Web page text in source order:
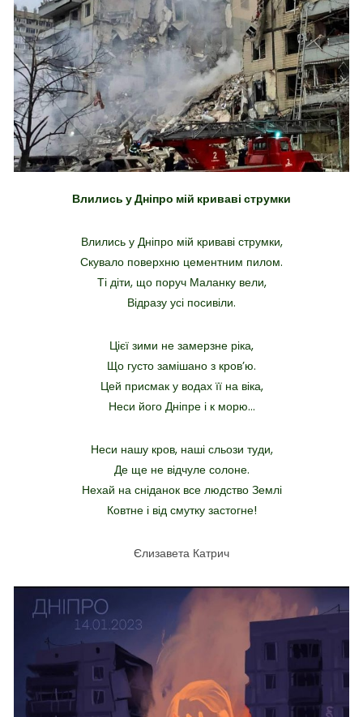
Влились у Дніпро мій криваві струмки
Влились у Дніпро мій криваві струмки,
Скувало поверхню цементним пилом.
Ті діти, що поруч Маланку вели,
Відразу усі посивіли.
Цієї зими не замерзне ріка,
Що густо замішано з кров’ю.
Цей присмак у водах її на віка,
Неси його Дніпре і к морю…
Неси нашу кров, наші сльози туди,
Де ще не відчуле солоне.
Нехай на сніданок все людство Землі
Ковтне і від смутку застогне!
Єлизавета Катрич